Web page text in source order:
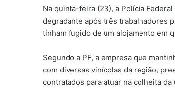
Na quinta-feira (23), a Polícia
degradante após três trabalhadores
tinham fugido de um alojamento em
Segundo a PF, a empresa que
com diversas vinícolas da região,
contratados para atuar na colheita da